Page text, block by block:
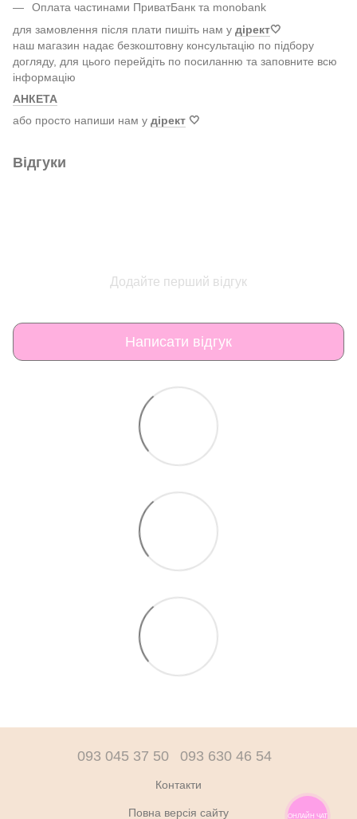
Оплата частинами ПриватБанк та monobank
для замовлення після плати пишіть нам у дірект🤍
наш магазин надає безкоштовну консультацію по підбору
догляду, для цього перейдіть по посиланню та заповните всю
інформацію
АНКЕТА
або просто напиши нам у дірект 🤍
Відгуки
Додайте перший відгук
Написати відгук
093 045 37 50 093 630 46 54
Контакти
Повна версія сайту ОНЛАЙН ЧАТ